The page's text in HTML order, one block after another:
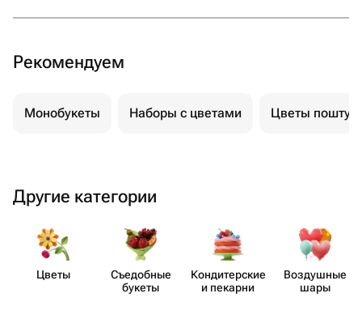
Рекомендуем
Монобукеты Наборы с цветами Цветы
Другие категории
Цветы
Съедобные
букеты
Кондит​ерские
и пекарни
Воздушные
шары